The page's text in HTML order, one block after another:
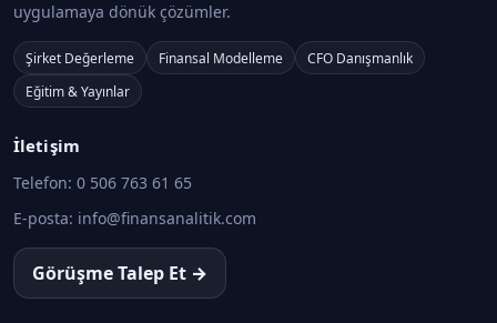
uygulamaya dönük çözümler.
Şirket Değerleme Finansal Modelleme
CFO Danışmanlık
Eğitim & Yayınlar
İletişim
Telefon: 0 506 763 61 65
E-posta: info@finansanalitik.com
Görüşme Talep Et →